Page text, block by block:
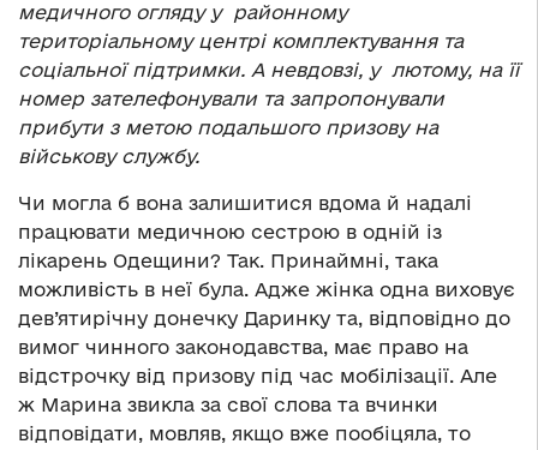
медичного огляду у районному
територіальному центрі комплектування та
соціальної підтримки. А невдовзі, у лютому, на її
номер зателефонували та запропонували
прибути з метою подальшого призову на
військову службу.
Чи могла б вона залишитися вдома й надалі
працювати медичною сестрою в одній із
лікарень Одещини? Так. Принаймні, така
можливість в неї була. Адже жінка одна виховує
дев’ятирічну донечку Даринку та, відповідно до
вимог чинного законодавства, має право на
відстрочку від призову під час мобілізації. Але
ж Марина звикла за свої слова та вчинки
відповідати, мовляв, якщо вже пообіцяла, то